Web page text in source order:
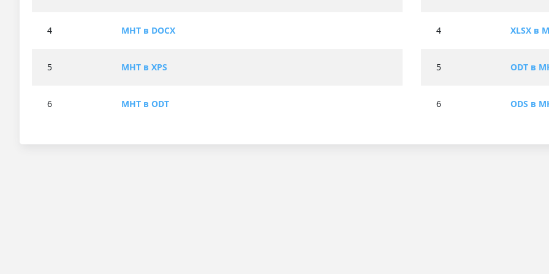
4 MHT в DOCX
5 MHT в XPS
6 MHT в ODT
4 XLSX в
5 ODT в
6 ODS в